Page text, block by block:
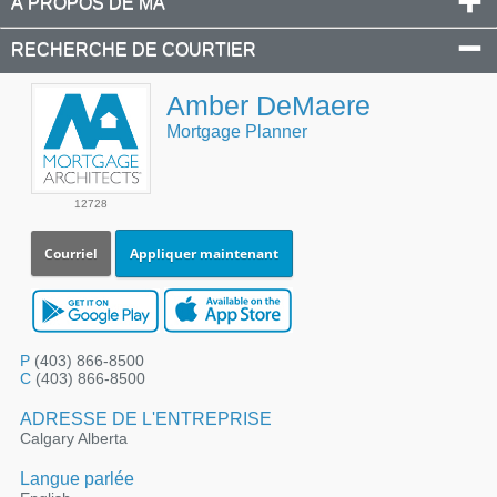
RECHERCHE DE COURTIER
12728
Amber DeMaere
Mortgage Planner
Courriel Appliquer maintenant
P (403) 866-8500
C (403) 866-8500
ADRESSE DE L'ENTREPRISE
Calgary Alberta
Langue parlée